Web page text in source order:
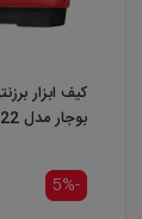
کیف ابزار
بوجار مدل 4322 با ...
-5%